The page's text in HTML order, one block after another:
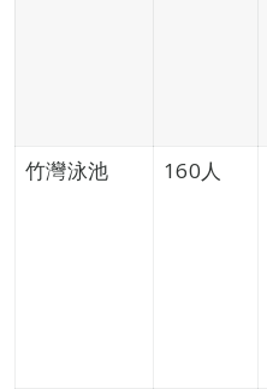
竹灣泳池 160人